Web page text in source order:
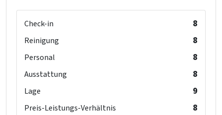
Check-in 8
Reinigung 8
Personal 8
Ausstattung 8
Lage 9
Preis-Leistungs-Verhältnis 8